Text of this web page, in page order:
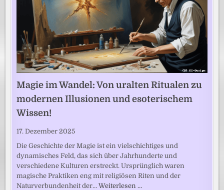
Magie im Wandel: Von uralten Ritualen zu
modernen Illusionen und esoterischem
Wissen!
17. Dezember 2025
Die Geschichte der Magie ist ein vielschichtiges und
dynamisches Feld, das sich über Jahrhunderte und
verschiedene Kulturen erstreckt. Ursprünglich waren
magische Praktiken eng mit religiösen Riten und der
Naturverbundenheit der…Weiterlesen …